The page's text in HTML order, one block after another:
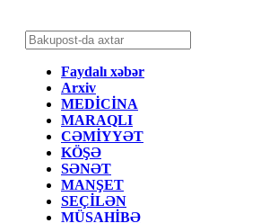
Faydalı xəbər
Arxiv
MEDİCİNA
MARAQLI
CƏMİYYƏT
KÖŞƏ
SƏNƏT
MANŞET
SEÇİLƏN
MÜSAHİBƏ